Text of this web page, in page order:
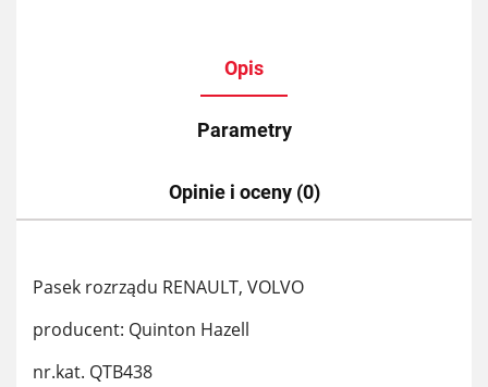
Opis
Parametry
Opinie i oceny (0)
Pasek rozrządu RENAULT, VOLVO
producent: Quinton Hazell
nr.kat. QTB438